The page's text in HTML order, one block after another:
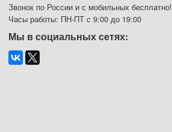
Звонок по России и с мобильных бесплатно!
Часы работы: ПН-ПТ с 9:00 до 19:00
Мы в социальных сетях: